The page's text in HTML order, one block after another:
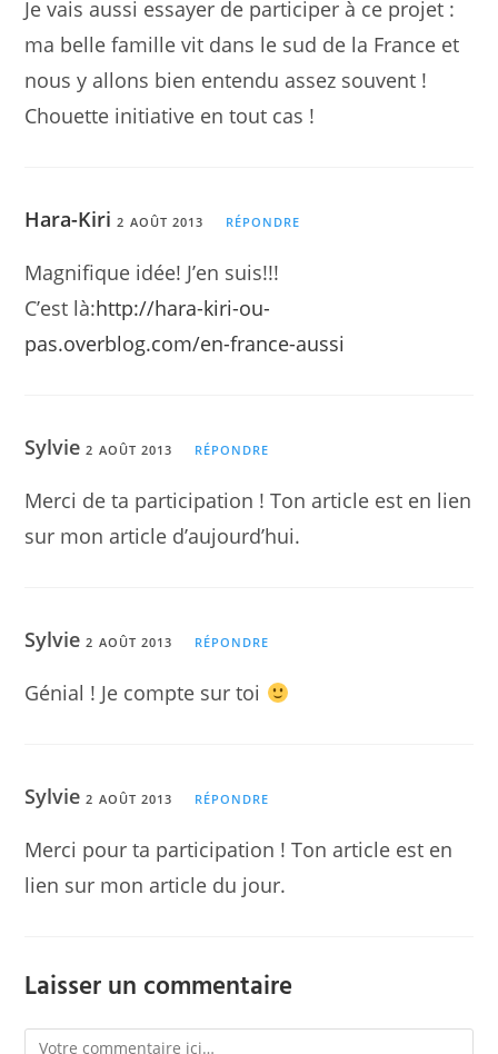
Je vais aussi essayer de participer à ce projet :
ma belle famille vit dans le sud de la France et
nous y allons bien entendu assez souvent !
Chouette initiative en tout cas !
Hara-Kiri 2 AOÛT 2013 RÉPONDRE
Magnifique idée! J’en suis!!!
C’est là:http://hara-kiri-ou-
pas.overblog.com/en-france-aussi
Sylvie2 AOÛT 2013 RÉPONDRE
Merci de ta participation ! Ton article est en lien
sur mon article d’aujourd’hui.
Sylvie2 AOÛT 2013 RÉPONDRE
Génial ! Je compte sur toi
Sylvie2 AOÛT 2013 RÉPONDRE
Merci pour ta participation ! Ton article est en
lien sur mon article du jour.
Laisser un commentaire
Comment